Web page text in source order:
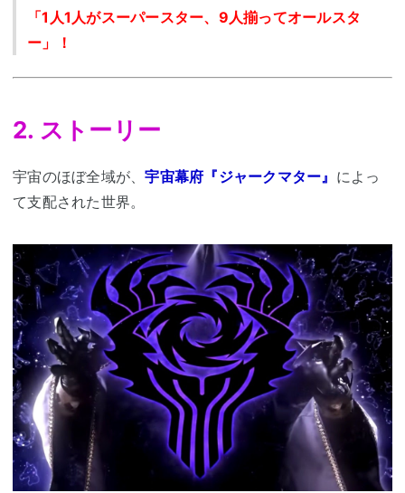
「1人1人がスーパースター、9人揃ってオールスタ
ー」！
2. ストーリー
宇宙のほぼ全域が、宇宙幕府『ジャークマター』 によっ
て支配された世界。